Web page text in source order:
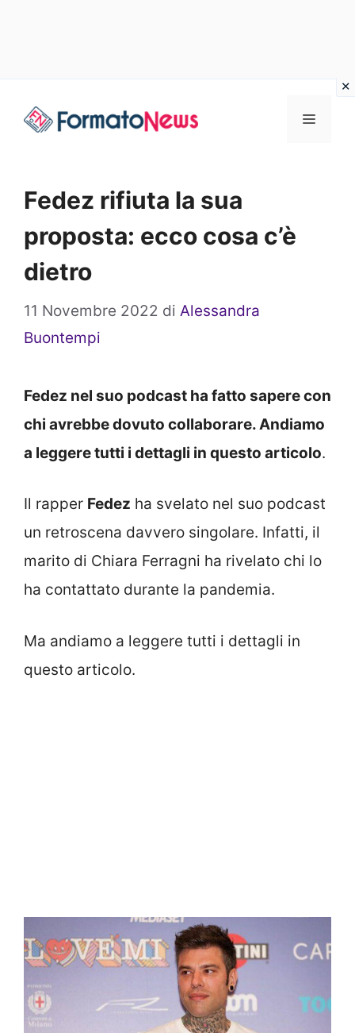
Menu
Fedez rifiuta la sua
proposta: ecco cosa c’è
dietro
11 Novembre 2022 di Alessandra
Buontempi
Fedez nel suo podcast ha fatto sapere con
chi avrebbe dovuto collaborare. Andiamo
a leggere tutti i dettagli in questo articolo.
Il rapper Fedez ha svelato nel suo podcast
un retroscena davvero singolare. Infatti, il
marito di Chiara Ferragni ha rivelato chi lo
ha contattato durante la pandemia.
Ma andiamo a leggere tutti i dettagli in
questo articolo.